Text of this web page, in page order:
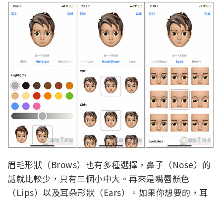
眉毛形狀（Brows）也有多種選擇，鼻子（Nose）的
話就比較少，只有三個小中大。再來是嘴唇顏色
（Lips）以及耳朵形狀（Ears）。如果你想要的，耳